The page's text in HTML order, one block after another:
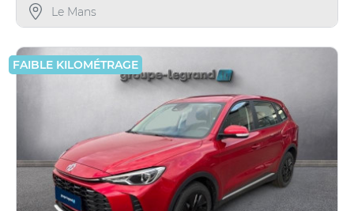
Le Mans
FAIBLE KILOMÉTRAGE